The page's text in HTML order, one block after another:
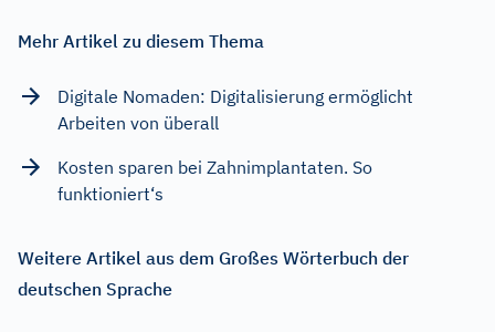
Mehr Artikel zu diesem Thema
Digitale Nomaden: Digitalisierung ermöglicht
Arbeiten von überall
Kosten sparen bei Zahnimplantaten. So
funktioniert‘s
Weitere Artikel aus dem Großes Wörterbuch der
deutschen Sprache